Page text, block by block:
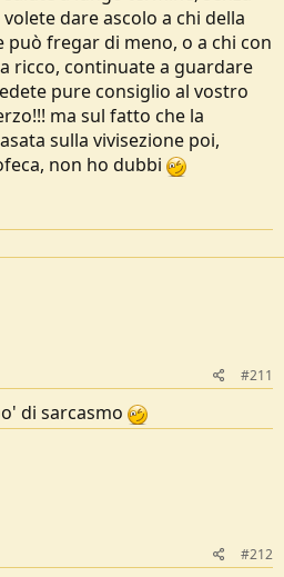
dare ascolo a chi della
può fregar di meno, o a chi con
ricco, continuate a guardare
pure consiglio al vostro
ma sul fatto che la
sulla vivisezione poi,
non ho dubbi
#211
di sarcasmo
#212